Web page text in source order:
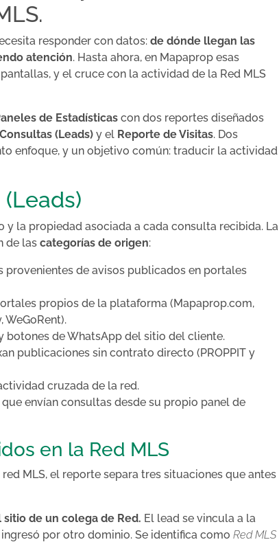
responder con datos: de dónde llegan las
atención. Hasta ahora, en Mapaprop esas
y el cruce con la actividad de la Red MLS
de Estadísticas con dos reportes diseñados
(Leads) y el Reporte de Visitas. Dos
enfoque, y un objetivo común: traducir la actividad
y la propiedad asociada a cada consulta recibida. La
de las categorías de origen:
provenientes de avisos publicados en portales
propios de la plataforma (Mapaprop.com,
WeGoRent).
de WhatsApp del sitio del cliente.
publicaciones sin contrato directo (PROPPIT y
cruzada de la red.
envían consultas desde su propio panel de
en la Red MLS
MLS, el reporte separa tres situaciones que antes
de un colega de Red. El lead se vincula a la
por otro dominio. Se identifica como Red MLS